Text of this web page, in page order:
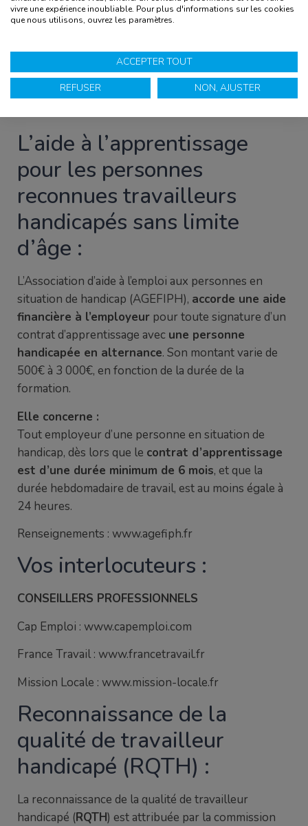
expliquer aux formateurs ou aux étudiants, votre
Nous nous adaptons à votre situation : si vous n’avez
pas encore commencé vos démarches ou qu’elles
sont en cours, vous pouvez nous fournir un avis
L’aide à l’apprentissage
pour les personnes
reconnues travailleurs
handicapés sans limite
d’âge :
L’Association d’aide à l’emploi aux personnes en
situation de handicap (AGEFIPH), accorde une aide
financière à l’employeur pour toute signature d’un
contrat d’apprentissage avec une personne
handicapée en alternance. Son montant varie de
500€ à 3 000€, en fonction de la durée de la
formation.
Elle concerne :
Tout employeur d’une personne en situation de
handicap, dès lors que le contrat d’apprentissage
est d’une durée minimum de 6 mois, et que la
durée hebdomadaire de travail, est au moins égale à
24 heures.
Renseignements : www.agefiph.fr
Vos interlocuteurs :
CONSEILLERS PROFESSIONNELS
Cap Emploi : www.capemploi.com
France Travail : www.francetravail.fr
Mission Locale : www.mission-locale.fr
Reconnaissance de la
qualité de travailleur
handicapé (RQTH) :
La reconnaissance de la qualité de travailleur
handicapé (RQTH) est attribuée par la commission
vivre une expérience inoubliable. Pour plus d'informations sur les cookies
que nous utilisons, ouvrez les paramètres.
ACCEPTER TOUT
REFUSER
NON, AJUSTER